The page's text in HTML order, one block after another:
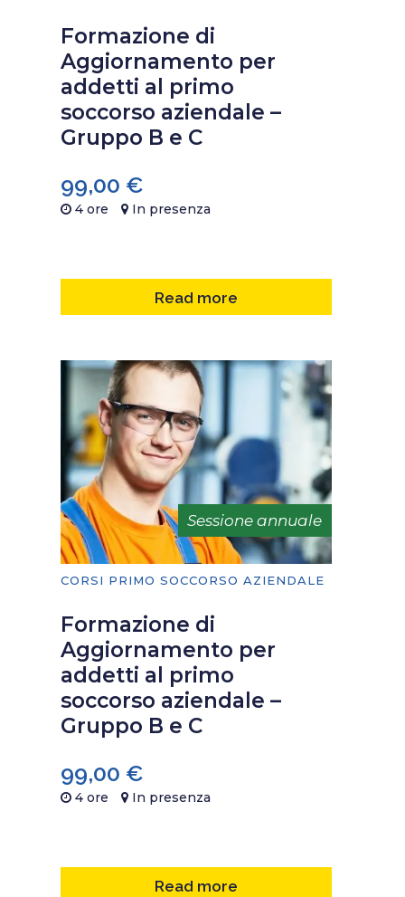
Formazione di
Aggiornamento per
addetti al primo
soccorso aziendale –
Gruppo B e C
99,00 €
4 ore In presenza
Read more
Sessione annuale
CORSI PRIMO SOCCORSO AZIENDALE
Formazione di
Aggiornamento per
addetti al primo
soccorso aziendale –
Gruppo B e C
99,00 €
4 ore In presenza
Read more